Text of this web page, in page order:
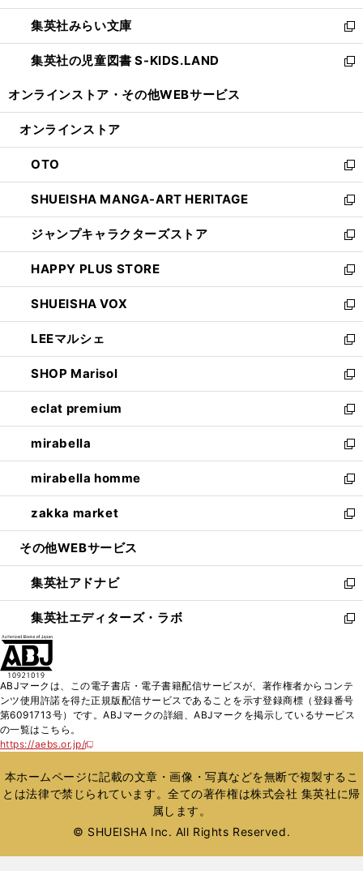
開
く
ウ
で
開
く
ン
ド
ウ
で
ウ
ィ
ン
ド
開
集英社みらい文庫
新
し
い
ン
ウ
で
開
く
集英社の児童図書 S-KIDS.LAND
新
ウ
ン
ド
ウ
で
開
く
オンラインストア・ その他WEBサービス
オンラインストア
OTO
新
し
い
ウ
ィ
ン
ド
ウ
で
開
く
SHUEISHA MANGA-ART HERITAGE
新
し
い
ウ
ィ
ン
ド
ウ
で
開
く
ジャンプキャラクターズストア
新
し
い
ウ
ィ
ン
ド
ウ
で
開
く
HAPPY PLUS STORE
新
し
い
ウ
ィ
ン
ド
ウ
で
開
く
SHUEISHA VOX
新
し
い
ウ
ィ
ン
ド
ウ
で
開
く
LEEマルシェ
新
し
い
ウ
ィ
ン
ド
ウ
で
開
く
SHOP Marisol
新
し
い
ウ
ィ
ン
ド
ウ
で
開
eclat premium
新
し
い
ウ
ィ
ン
ド
ウ
開
く
mirabella
新
し
い
ウ
ィ
ン
ウ
で
開
く
mirabella homme
新
し
い
ウ
ン
ド
ウ
で
zakka market
新
し
ウ
ィ
ン
ド
く
その他WEBサービス
集英社アドナビ
新
し
い
ド
ウ
で
集英社エディターズ・ラボ
新
ィ
ン
ド
開
く
ABJマークは、この電子書店・電子書籍配信サービスが、著作権者からコンテ
ンツ使用許諾を得た正規版配信サービスであることを示す登録商標（登録番号
第6091713号）です。ABJマークの詳細、ABJマークを掲示しているサービス
の一覧はこちら。
https://aebs.or.jp/
新
い
ウ
ィ
ウ
本ホームページに記載の文章・画像・写真などを無断で複製するこ
とは法律で禁じられています。全ての著作権は株式会社 集英社に帰
属します。
© SHUEISHA Inc. All Rights Reserved.